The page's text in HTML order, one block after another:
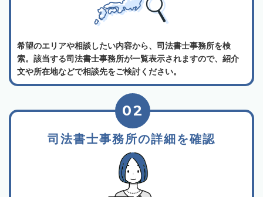
希望のエリアや相談したい内容から、司法書士事務所を検
索。該当する司法書士事務所が一覧表示されますので、紹介
文や所在地などで相談先をご検討ください。
司法書士事務所の詳細を確認
02